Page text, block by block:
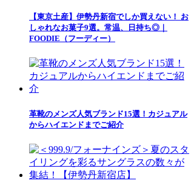
【東京土産】伊勢丹新宿でしか買えない！ お
しゃれなお菓子9選。常温、日持ち◎｜
FOODIE（フーディー）
革靴のメンズ人気ブランド15選！カジュアル
からハイエンドまでご紹介